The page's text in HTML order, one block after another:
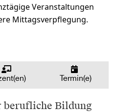
Veranstaltungen
Mittagsverpflegung.
Termin(e)
Bildung